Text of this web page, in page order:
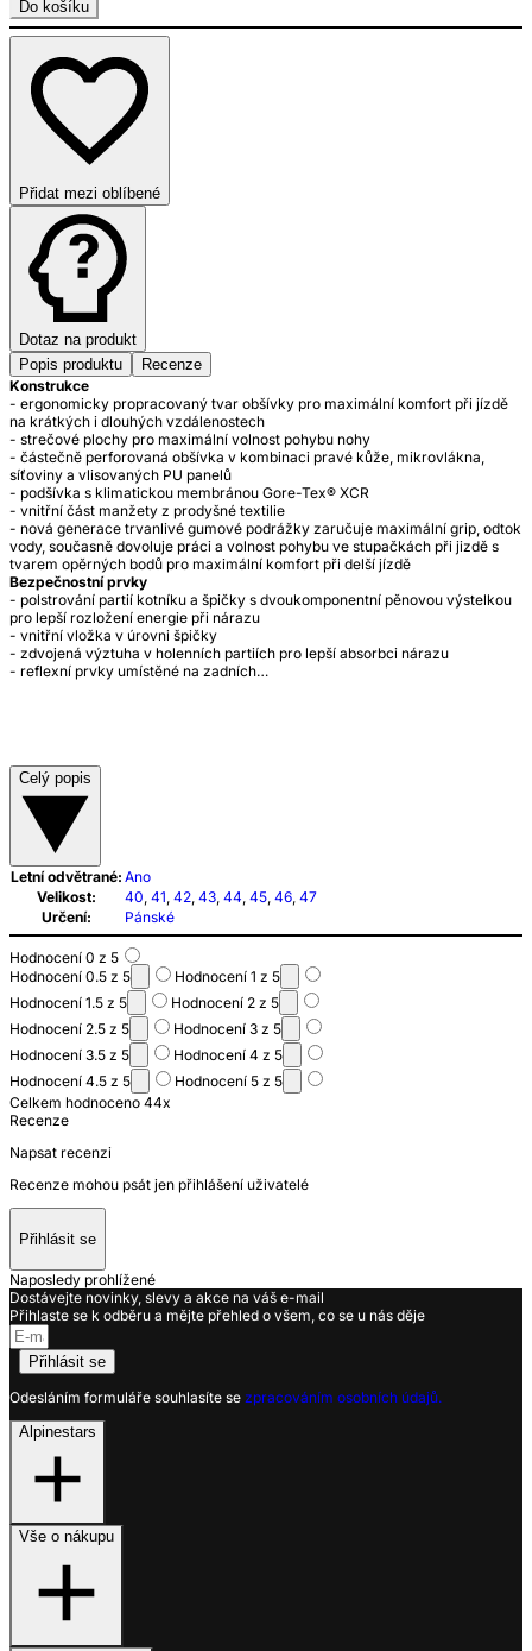
Do košíku
Přidat mezi oblíbené
Dotaz na produkt
Popis produktu
Recenze
Konstrukce
- ergonomicky propracovaný tvar obšívky pro maximální komfort při jízdě
na krátkých i dlouhých vzdálenostech
- strečové plochy pro maximální volnost pohybu nohy
- částečně perforovaná obšívka v kombinaci pravé kůže, mikrovlákna,
síťoviny a vlisovaných PU panelů
- podšívka s klimatickou membránou Gore-Tex® XCR
- vnitřní část manžety z prodyšné textilie
- nová generace trvanlivé gumové podrážky zaručuje maximální grip, odtok
vody, současně dovoluje práci a volnost pohybu ve stupačkách při jizdě s
Bezpečnostní prvky
- polstrování partií kotníku a špičky s dvoukomponentní pěnovou výstelkou
pro lepší rozložení energie při nárazu
- vnitřní vložka v úrovni špičky
- zdvojená výztuha v holenních partiích pro lepší absorbci nárazu
- reflexní prvky umístěné na zadních…
Celý popis
Letní odvětrané: Ano
Velikost:
40, 41, 42, 43, 44, 45, 46, 47
Určení:
Pánské
Hodnocení 0 z 5
Hodnocení 0.5 z 5
Hodnocení 1 z 5
Hodnocení 1.5 z 5
Hodnocení 2 z 5
Hodnocení 2.5 z 5
Hodnocení 3 z 5
Hodnocení 3.5 z 5
Hodnocení 4 z 5
Hodnocení 4.5 z 5
Hodnocení 5 z 5
Celkem hodnoceno 44x
Recenze
Napsat recenzi
Recenze mohou psát jen přihlášení uživatelé
Přihlásit se
Naposledy prohlížené
Dostávejte novinky, slevy a akce na váš e-mail
Přihlaste se k odběru a mějte přehled o všem, co se u nás děje
Přihlásit se
Odesláním formuláře souhlasíte se zpracováním osobních údajů.
Alpinestars
Vše o nákupu